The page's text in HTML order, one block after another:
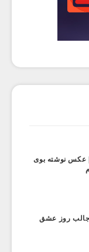
عکس نوشته بوی
جالب روز عشق